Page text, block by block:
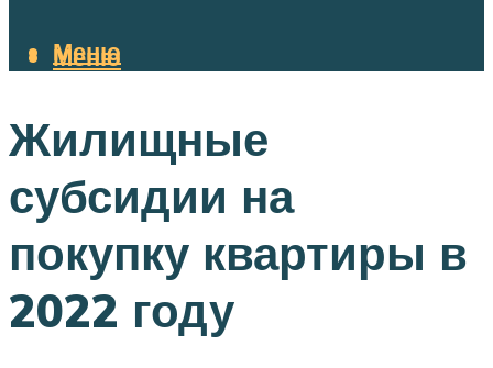
Меню
Меню
Жилищные
субсидии на
покупку квартиры в
2022 году